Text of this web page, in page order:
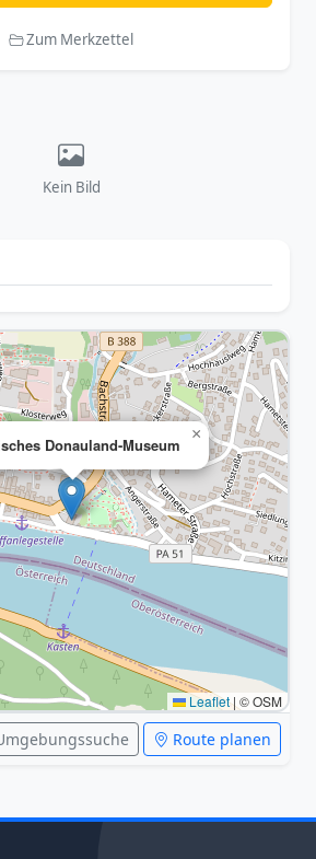
Zum Merkzettel
Kein Bild
Donauland-Museum
×
Leaflet| © OSM
Route planen